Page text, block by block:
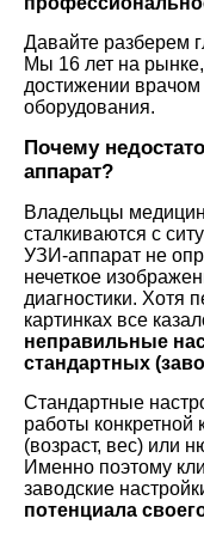
Давайте разберем
Мы 16 лет на
достижении врачом
оборудования.
Почему
аппарат?
Владельцы
сталкиваются с
УЗИ-аппарат не
нечеткое
диагностики. Хотя
картинках все
неправильные
стандартных
Стандартные
работы конкретной
(возраст, вес) или
Именно поэтому
заводские
потенциала